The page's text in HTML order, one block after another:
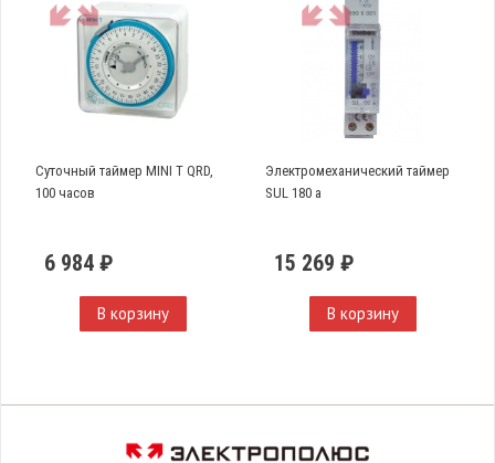
Суточный таймер MINI T QRD,
100 часов
6 984 ₽
В корзину
Электромеханический таймер
SUL 180 a
15 269 ₽
В корзину